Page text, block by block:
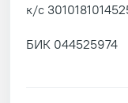
к/с
БИК 044525974